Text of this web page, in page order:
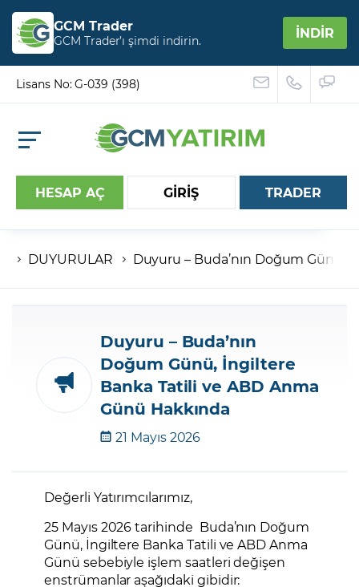
GCM Trader
GCM Trader’ı şimdi indirin. İNDİR
Lisans No: G-039 (398)
HESAP AÇ GİRİŞ
Hesap numaranız
Şifreniz
Şifremi Unuttum
TRADER
DUYURULAR Duyuru – Buda’nın Doğum Günü,
Duyuru – Buda’nın
Doğum Günü, İngiltere
Banka Tatili ve ABD Anma
Günü Hakkında
21 Mayıs 2026
Değerli Yatırımcılarımız,
25 Mayıs 2026 tarihinde Buda’nın Doğum
Günü, İngiltere Banka Tatili ve ABD Anma
Günü sebebiyle işlem saatleri değişen
enstrümanlar aşağıdaki gibidir: